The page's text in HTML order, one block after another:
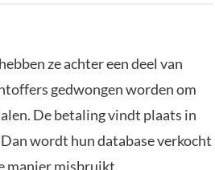
ze achter een deel van
gedwongen worden om
De betaling vindt plaats in
wordt hun database verkocht
manier misbruikt.